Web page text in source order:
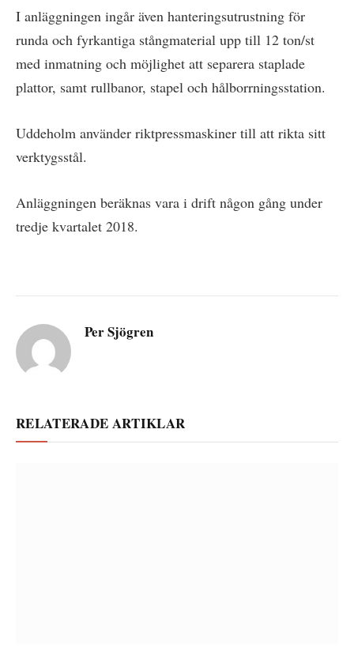
I anläggningen ingår även hanteringsutrustning för
runda och fyrkantiga stångmaterial upp till 12 ton/st
med inmatning och möjlighet att separera staplade
plattor, samt rullbanor, stapel och hålborrningsstation.
Uddeholm använder riktpressmaskiner till att rikta sitt
verktygsstål.
Anläggningen beräknas vara i drift någon gång under
tredje kvartalet 2018.
Per Sjögren
RELATERADE ARTIKLAR